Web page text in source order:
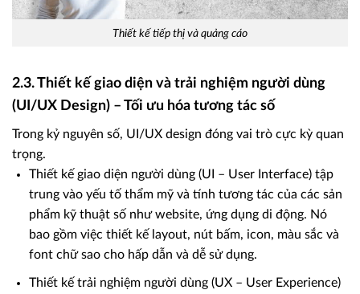
Thiết kế tiếp thị và quảng cáo
2.3. Thiết kế giao diện và trải nghiệm người dùng
(UI/UX Design) – Tối ưu hóa tương tác số
Trong kỷ nguyên số, UI/UX design đóng vai trò cực kỳ quan
trọng.
Thiết kế giao diện người dùng (UI – User Interface) tập
trung vào yếu tố thẩm mỹ và tính tương tác của các sản
phẩm kỹ thuật số như website, ứng dụng di động. Nó
bao gồm việc thiết kế layout, nút bấm, icon, màu sắc và
font chữ sao cho hấp dẫn và dễ sử dụng.
Thiết kế trải nghiệm người dùng (UX – User Experience)